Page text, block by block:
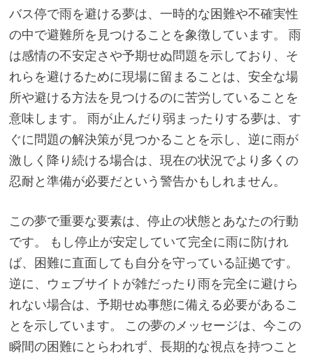
バス停で雨を避ける夢は、一時的な困難や不確実性
の中で避難所を見つけることを象徴しています。 雨
は感情の不安定さや予期せぬ問題を示しており、そ
れらを避けるために現場に留まることは、安全な場
所や避ける方法を見つけるのに苦労していることを
意味します。 雨が止んだり弱まったりする夢は、す
ぐに問題の解決策が見つかることを示し、逆に雨が
激しく降り続ける場合は、現在の状況でより多くの
忍耐と準備が必要だという警告かもしれません。
この夢で重要な要素は、停止の状態とあなたの行動
です。 もし停止が安定していて完全に雨に防けれ
ば、困難に直面しても自分を守っている証拠です。
逆に、ウェブサイトが雑だったり雨を完全に避けら
れない場合は、予期せぬ事態に備える必要があるこ
とを示しています。 この夢のメッセージは、今この
瞬間の困難にとらわれず、長期的な視点を持つこと